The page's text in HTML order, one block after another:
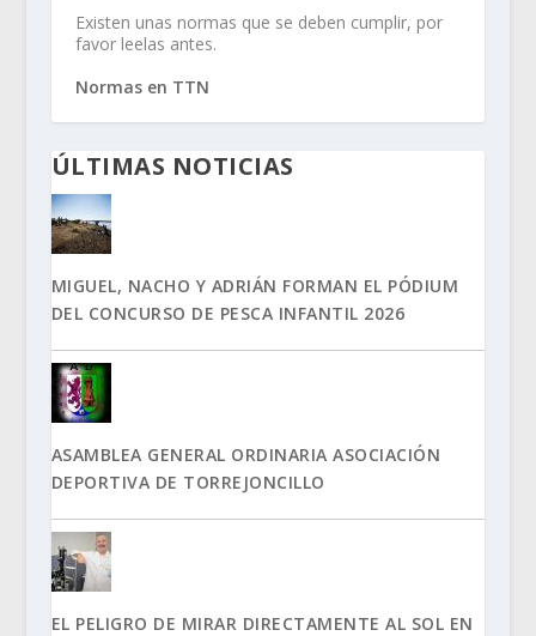
Existen unas normas que se deben cumplir, por
favor leelas antes.
Normas en TTN
ÚLTIMAS NOTICIAS
MIGUEL, NACHO Y ADRIÁN FORMAN EL PÓDIUM
DEL CONCURSO DE PESCA INFANTIL 2026
ASAMBLEA GENERAL ORDINARIA ASOCIACIÓN
DEPORTIVA DE TORREJONCILLO
EL PELIGRO DE MIRAR DIRECTAMENTE AL SOL EN